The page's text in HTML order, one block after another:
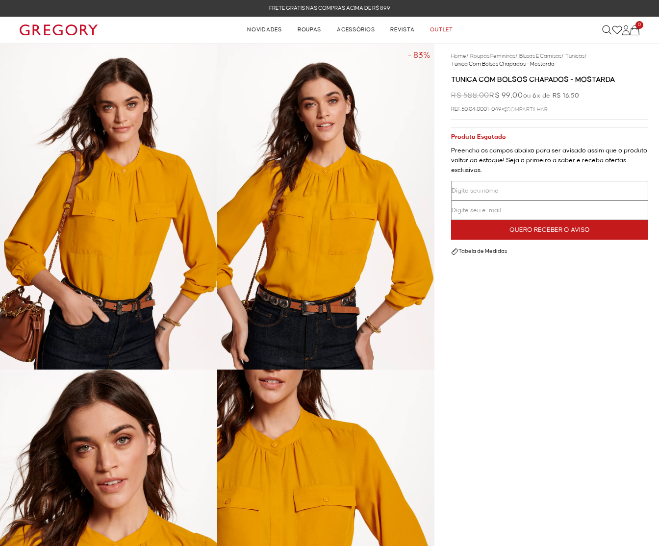
FRETE GRÁTIS NAS COMPRAS ACIMA DE R$ 899
NOVIDADES ROUPAS ACESSÓRIOS REVISTA OUTLET
0
- 83% Home/ Roupas Femininas/ Blusas E Camisas/ Tunicas/
Tunica Com Bolsos Chapados - Mostarda
TUNICA COM BOLSOS CHAPADOS - MOSTARDA
R$ 588,00R$ 99,00ou 6x de R$ 16,50
REF.50.04.0001-049 COMPARTILHAR
Produto Esgotado
Preencha os campos abaixo para ser avisado assim que o produto
voltar ao estoque! Seja o primeiro a saber e receba ofertas
exclusivas.
QUERO RECEBER O AVISO
Tabela de Medidas